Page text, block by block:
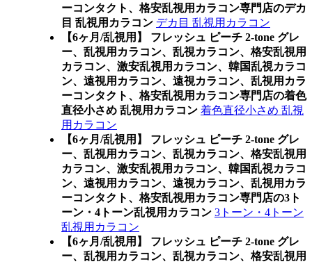
ーコンタクト、格安乱視用カラコン専門店のデカ
目 乱視用カラコン デカ目 乱視用カラコン
【6ヶ月/乱視用】 フレッシュ ピーチ 2-tone グレ
ー、乱視用カラコン、乱視カラコン、格安乱視用
カラコン、激安乱視用カラコン、韓国乱視カラコ
ン、遠視用カラコン、遠視カラコン、乱視用カラ
ーコンタクト、格安乱視用カラコン専門店の着色
直径小さめ 乱視用カラコン 着色直径小さめ 乱視
用カラコン
【6ヶ月/乱視用】 フレッシュ ピーチ 2-tone グレ
ー、乱視用カラコン、乱視カラコン、格安乱視用
カラコン、激安乱視用カラコン、韓国乱視カラコ
ン、遠視用カラコン、遠視カラコン、乱視用カラ
ーコンタクト、格安乱視用カラコン専門店の3ト
ーン・4トーン乱視用カラコン 3トーン・4トーン
乱視用カラコン
【6ヶ月/乱視用】 フレッシュ ピーチ 2-tone グレ
ー、乱視用カラコン、乱視カラコン、格安乱視用